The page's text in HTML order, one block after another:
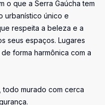
o que a Serra Gaúcha tem
urbanístico único e
respeita a beleza e a
seus espaços. Lugares
forma harmônica com a
todo murado com cerca